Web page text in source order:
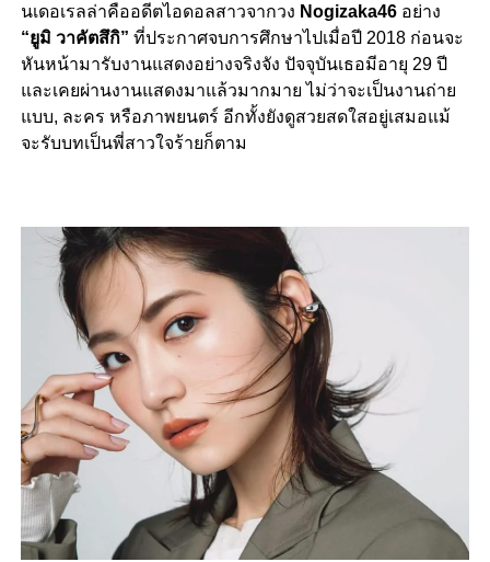
นเดอเรลล่าคืออดีตไอดอลสาวจากวง Nogizaka46 อย่าง
“ยูมิ วาคัตสึกิ” ที่ประกาศจบการศึกษาไปเมื่อปี 2018 ก่อนจะ
หันหน้ามารับงานแสดงอย่างจริงจัง ปัจจุบันเธอมีอายุ 29 ปี
และเคยผ่านงานแสดงมาแล้วมากมาย ไม่ว่าจะเป็นงานถ่าย
แบบ, ละคร หรือภาพยนตร์ อีกทั้งยังดูสวยสดใสอยู่เสมอแม้
จะรับบทเป็นพี่สาวใจร้ายก็ตาม